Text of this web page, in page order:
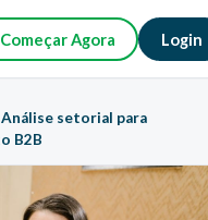
Começar Agora Login
Análise setorial para
B2B